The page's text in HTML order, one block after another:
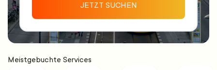
JETZT SUCHEN
Meistgebuchte Services